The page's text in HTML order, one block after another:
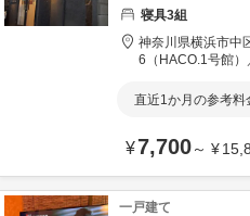
寝具3組
神奈川県横浜市中
6（HACO.1号館）
直近1か月の参考料
¥7,700～ ¥
一戸建て